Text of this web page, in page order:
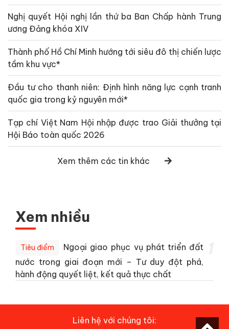
Nghị quyết Hội nghị lần thứ ba Ban Chấp hành Trung
ương Đảng khóa XIV
Thành phố Hồ Chí Minh hướng tới siêu đô thị chiến lược
tầm khu vực*
Đầu tư cho thanh niên: Định hình năng lực cạnh tranh
quốc gia trong kỷ nguyên mới*
Tạp chí Việt Nam Hội nhập được trao Giải thưởng tại
Hội Báo toàn quốc 2026
Xem thêm các tin khác
Xem nhiều
Tiêu điểm
Ngoại giao phục vụ phát triển đất
nước trong giai đoạn mới – Tư duy đột phá,
hành động quyết liệt, kết quả thực chất
Liên hệ với chúng tôi: